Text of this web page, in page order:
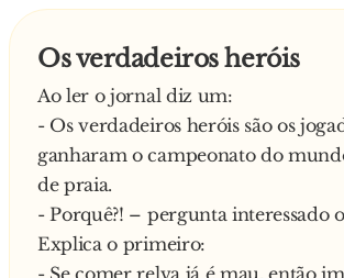
Os verdadeiros heróis
Ao ler o jornal diz um:
- Os verdadeiros heróis são os
ganharam o campeonato do
de praia.
- Porquê?! – pergunta interessado
Explica o primeiro:
- Se comer relva já é mau, então